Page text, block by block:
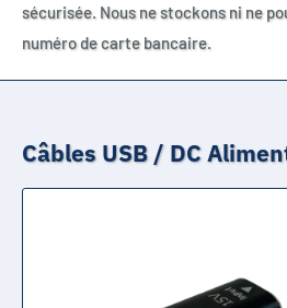
sécurisée. Nous ne stockons ni ne
numéro de carte bancaire.
Câbles USB / DC